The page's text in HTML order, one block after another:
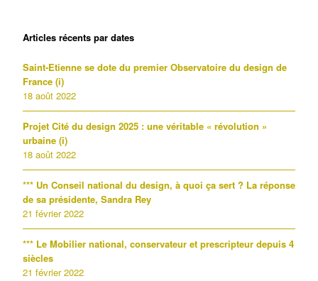
Articles récents par dates
Saint-Etienne se dote du premier Observatoire du design de
France (i)
18 août 2022
Projet Cité du design 2025 : une véritable « révolution »
urbaine (i)
18 août 2022
*** Un Conseil national du design, à quoi ça sert ? La réponse
de sa présidente, Sandra Rey
21 février 2022
*** Le Mobilier national, conservateur et prescripteur depuis 4
siècles
21 février 2022